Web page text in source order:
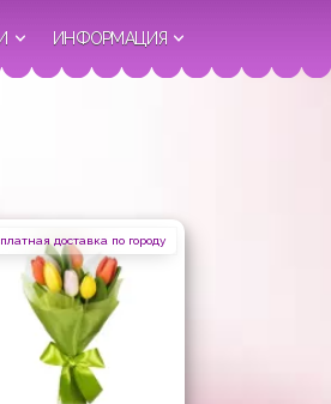
ИНФОРМАЦИЯ
доставка по городу